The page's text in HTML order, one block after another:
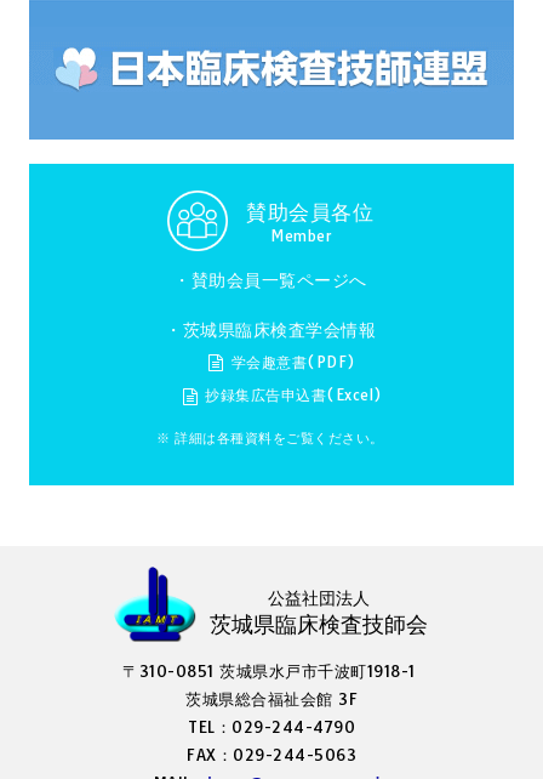
賛助会員各位
Member
・ 賛助会員一覧ページへ
・茨城県臨床検査学会情報
学会趣意書(PDF)
抄録集広告申込書(Excel)
※ 詳細は各種資料をご覧ください。
公益社団法人
茨城県臨床検査技師会
〒310-0851 茨城県水戸市千波町1918-1
茨城県総合福祉会館 3F
TEL：029-244-4790
FAX：029-244-5063